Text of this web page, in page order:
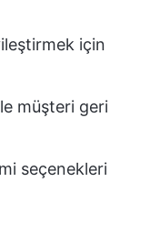
için
müşteri geri
seçenekleri